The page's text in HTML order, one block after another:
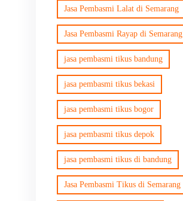
Jasa Pembasmi Lalat di Semarang
Jasa Pembasmi Rayap di Semarang
jasa pembasmi tikus bandung
jasa pembasmi tikus bekasi
jasa pembasmi tikus bogor
jasa pembasmi tikus depok
jasa pembasmi tikus di bandung
Jasa Pembasmi Tikus di Semarang